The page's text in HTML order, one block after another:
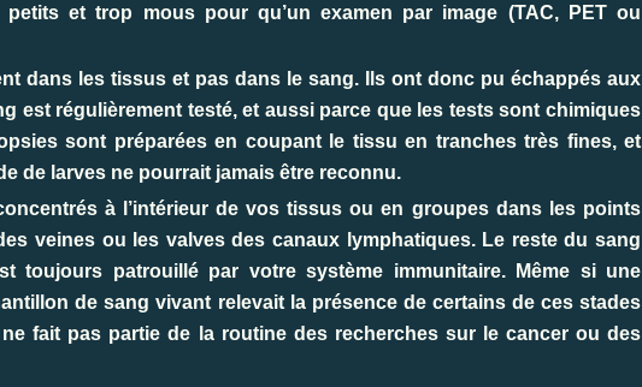
et trop mous pour qu’un examen par image (TAC, PET ou
dans les tissus et pas dans le sang. Ils ont donc pu échappés aux
est régulièrement testé, et aussi parce que les tests sont chimiques
sont préparées en coupant le tissu en tranches très fines, et
de larves ne pourrait jamais être reconnu.
à l’intérieur de vos tissus ou en groupes dans les points
veines ou les valves des canaux lymphatiques. Le reste du sang
toujours patrouillé par votre système immunitaire. Même si une
de sang vivant relevait la présence de certains de ces stades
fait pas partie de la routine des recherches sur le cancer ou des